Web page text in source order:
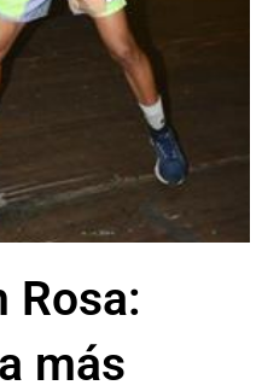
Rosa:
más